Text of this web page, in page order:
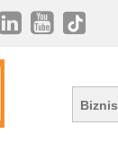
Biznis